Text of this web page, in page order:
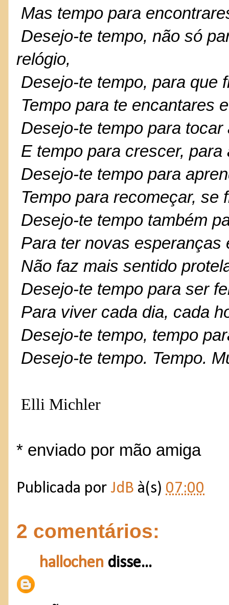
Mas tempo para
Desejo-te tempo, não só
relógio,
Desejo-te tempo, para que
Tempo para te encantares
Desejo-te tempo para
E tempo para crescer, para
Desejo-te tempo para
Tempo para recomeçar, se
Desejo-te tempo também
Para ter novas esperanças
Não faz mais sentido
Desejo-te tempo para ser
Para viver cada dia, cada
Desejo-te tempo, tempo
Desejo-te tempo. Tempo.
Elli Michler
* enviado por mão amiga
Publicada por JdB à(s) 07:00
2 comentários:
hallochen disse...